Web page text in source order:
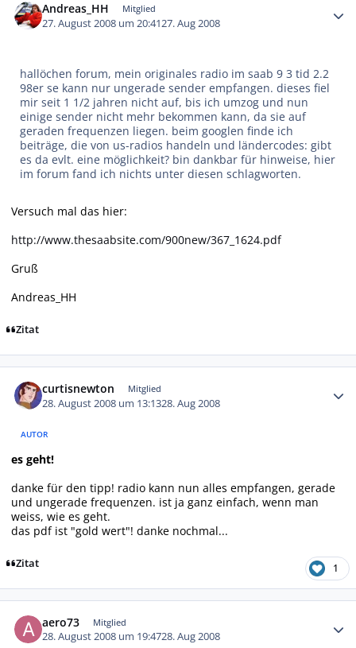
Andreas_HH Mitglied
27. August 2008 um 20:4127. Aug 2008
hallöchen forum, mein originales radio im saab 9 3 tid 2.2
98er se kann nur ungerade sender empfangen. dieses fiel
mir seit 1 1/2 jahren nicht auf, bis ich umzog und nun
einige sender nicht mehr bekommen kann, da sie auf
geraden frequenzen liegen. beim googlen finde ich
beiträge, die von us-radios handeln und ländercodes: gibt
es da evlt. eine möglichkeit? bin dankbar für hinweise, hier
im forum fand ich nichts unter diesen schlagworten.
Versuch mal das hier:
http://www.thesaabsite.com/900new/367_1624.pdf
Gruß
Andreas_HH
Zitat
curtisnewton Mitglied
28. August 2008 um 13:1328. Aug 2008
AUTOR
es geht!
danke für den tipp! radio kann nun alles empfangen, gerade
und ungerade frequenzen. ist ja ganz einfach, wenn man
weiss, wie es geht.
das pdf ist "gold wert"! danke nochmal...
Zitat 1
aero73 Mitglied
28. August 2008 um 19:4728. Aug 2008